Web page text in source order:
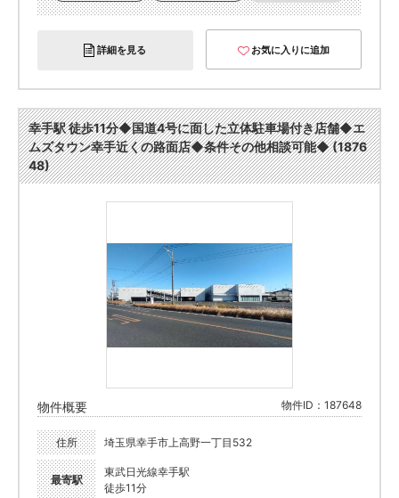
詳細を見る お気に入りに追加
幸手駅 徒歩11分◆国道4号に面した立体駐車場付き店舗◆エ
ムズタウン幸手近くの路面店◆条件その他相談可能◆ (1876
48)
物件概要 物件ID：187648
住所 埼玉県幸手市上高野一丁目532
最寄駅
東武日光線幸手駅
徒歩11分